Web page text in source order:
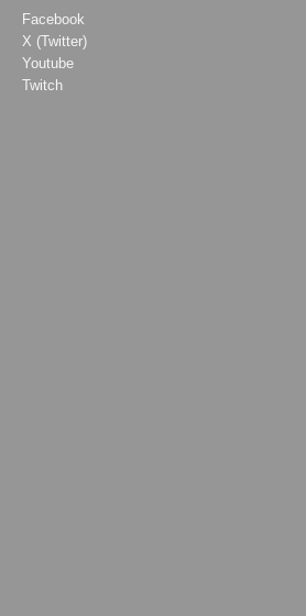
Facebook
X (Twitter)
Youtube
Twitch